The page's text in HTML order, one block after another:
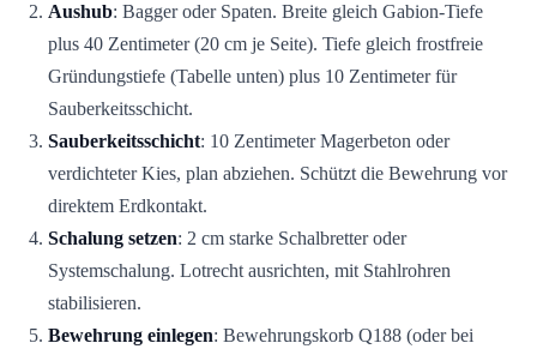
Aushub: Bagger oder Spaten. Breite gleich Gabion-Tiefe
plus 40 Zentimeter (20 cm je Seite). Tiefe gleich frostfreie
Gründungstiefe (Tabelle unten) plus 10 Zentimeter für
Sauberkeitsschicht.
Sauberkeitsschicht: 10 Zentimeter Magerbeton oder
verdichteter Kies, plan abziehen. Schützt die Bewehrung vor
direktem Erdkontakt.
Schalung setzen: 2 cm starke Schalbretter oder
Systemschalung. Lotrecht ausrichten, mit Stahlrohren
stabilisieren.
Bewehrung einlegen: Bewehrungskorb Q188 (oder bei